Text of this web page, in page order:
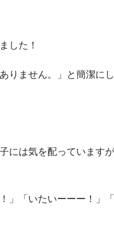
した！
りません。」と簡潔に
には気を配っています
」「いたいーーー！」